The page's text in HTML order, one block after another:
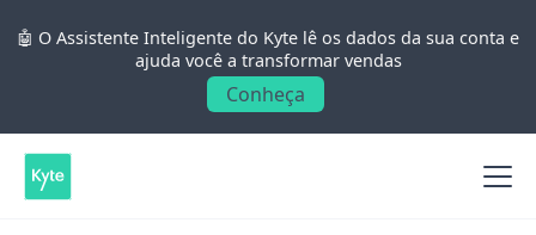
🤖 O Assistente Inteligente do Kyte lê os dados da sua conta e
ajuda você a transformar vendas
Conheça